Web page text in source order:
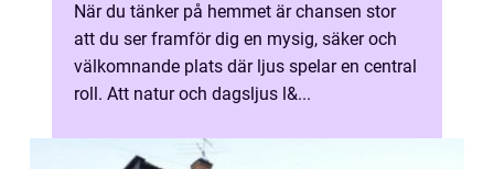
När du tänker på hemmet är chansen stor
att du ser framför dig en mysig, säker och
välkomnande plats där ljus spelar en central
roll. Att natur och dagsljus l&...